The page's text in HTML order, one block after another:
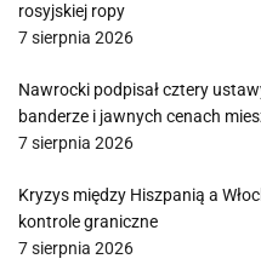
rosyjskiej ropy
7 sierpnia 2026
Nawrocki podpisał cztery
banderze i jawnych cenach
7 sierpnia 2026
Kryzys między Hiszpanią a
kontrole graniczne
7 sierpnia 2026